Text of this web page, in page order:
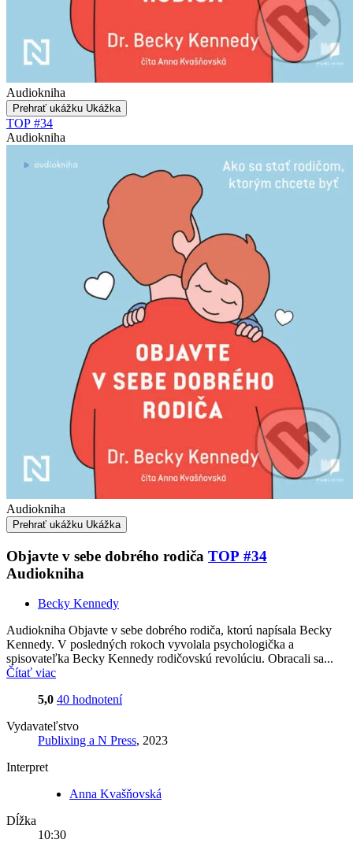
Audiokniha
Prehrať ukážku Ukážka
TOP #34
Audiokniha
Audiokniha
Prehrať ukážku Ukážka
Objavte v sebe dobrého rodiča TOP #34
Audiokniha
Becky Kennedy
Audiokniha Objavte v sebe dobrého rodiča, ktorú napísala Becky
Kennedy. V posledných rokoch vyvolala psychologička a
spisovateľka Becky Kennedy rodičovskú revolúciu. Obracali sa...
Čítať viac
5,0 40 hodnotení
Vydavateľstvo
Publixing a N Press, 2023
Interpret
Anna Kvašňovská
Dĺžka
10:30